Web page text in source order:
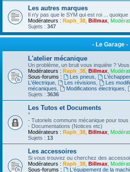
Les autres marques
Il n'y pas que le SYM qui est roi ... quoique
Modérateurs : Raph_38 Billmax
Sujets : 347
- Le Garage -
L'atelier mécanique
Un problème, un bruit vous inquiète ?
Modérateurs : Raph_38 Billmax
Sous-forums :
Les pneus
L'électrique
Les révisions Les
mécaniques
Modifications électriques
Sujets : 3636
Les Tutos et Documents
*
- Tutoriels communs mécanique pour tous
- Documentations (Notices etc)
Modérateurs : Raph_38 Billmax
Sujets : 13
Les accessoires
Si vous trouvez ou cherchez des
Modérateurs : Raph_38 Billmax
Sous-forums :
L'équipement de la